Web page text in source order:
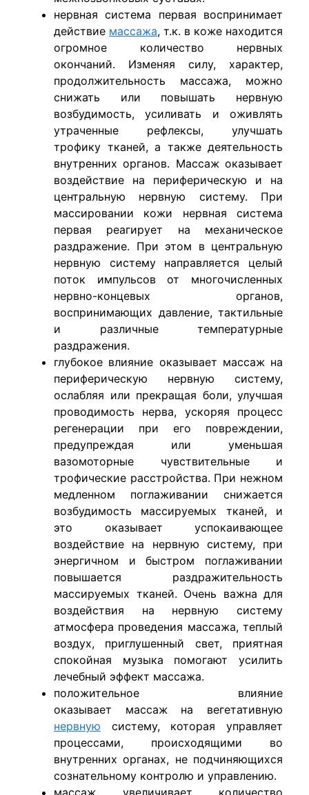
нервная система первая воспринимает
действие массажа, т.к. в коже находится
огромное количество нервных
окончаний. Изменяя силу, характер,
продолжительность массажа, можно
снижать или повышать нервную
возбудимость, усиливать и оживлять
утраченные рефлексы, улучшать
трофику тканей, а также деятельность
внутренних органов. Массаж оказывает
воздействие на периферическую и на
центральную нервную систему. При
массировании кожи нервная система
первая реагирует на механическое
раздражение. При этом в центральную
нервную систему направляется целый
поток импульсов от многочисленных
нервно-концевых органов,
воспринимающих давление, тактильные
и различные температурные
раздражения.
глубокое влияние оказывает массаж на
периферическую нервную систему,
ослабляя или прекращая боли, улучшая
проводимость нерва, ускоряя процесс
регенерации при его повреждении,
предупреждая или уменьшая
вазомоторные чувствительные и
трофические расстройства. При нежном
медленном поглаживании снижается
возбудимость массируемых тканей, и
это оказывает успокаивающее
воздействие на нервную систему, при
энергичном и быстром поглаживании
повышается раздражительность
массируемых тканей. Очень важна для
воздействия на нервную систему
атмосфера проведения массажа, теплый
воздух, приглушенный свет, приятная
спокойная музыка помогают усилить
лечебный эффект массажа.
положительное влияние
оказывает массаж на вегетативную
нервную систему, которая управляет
процессами, происходящими во
внутренних органах, не подчиняющихся
сознательному контролю и управлению.
массаж увеличивает количество